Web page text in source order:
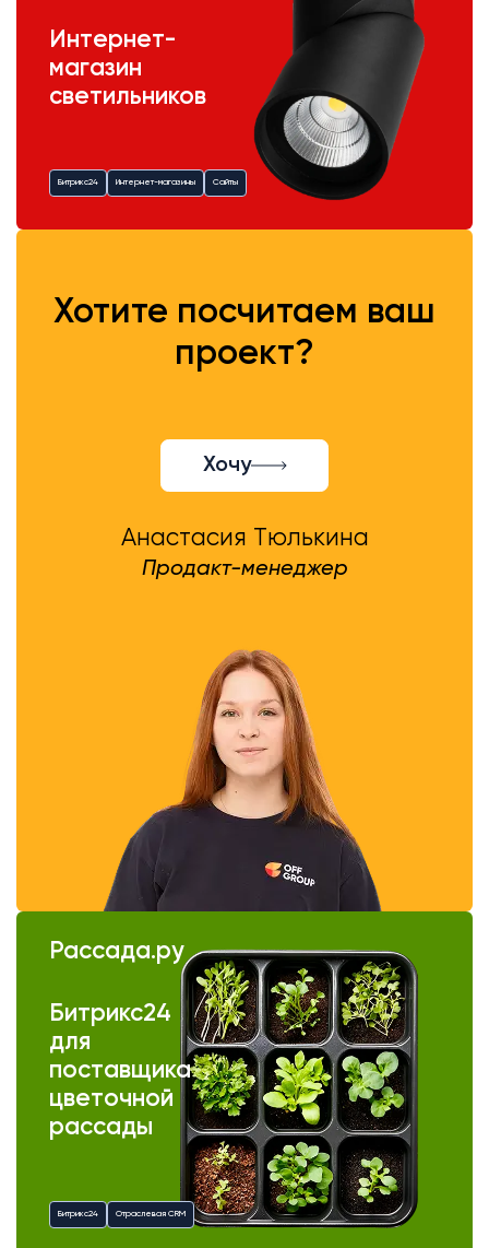
Интернет-
магазин
светильников
Битрикс24 Интернет-магазины Сайты
Хотите посчитаем ваш
проект?
Хочу
Анастасия Тюлькина
Продакт-менеджер
Рассада.ру
Битрикс24
для
поставщика
цветочной
рассады
Битрикс24 Отраслевая CRM